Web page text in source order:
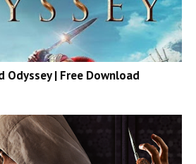
Odyssey | Free Download